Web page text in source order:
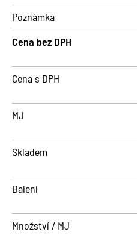
Poznámka
Cena bez DPH
Cena s DPH
MJ
Skladem
Balení
Množství / MJ